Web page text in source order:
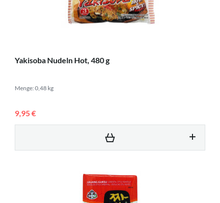
Yakisoba Nudeln Hot, 480 g
Menge: 0,48 kg
9,95 €